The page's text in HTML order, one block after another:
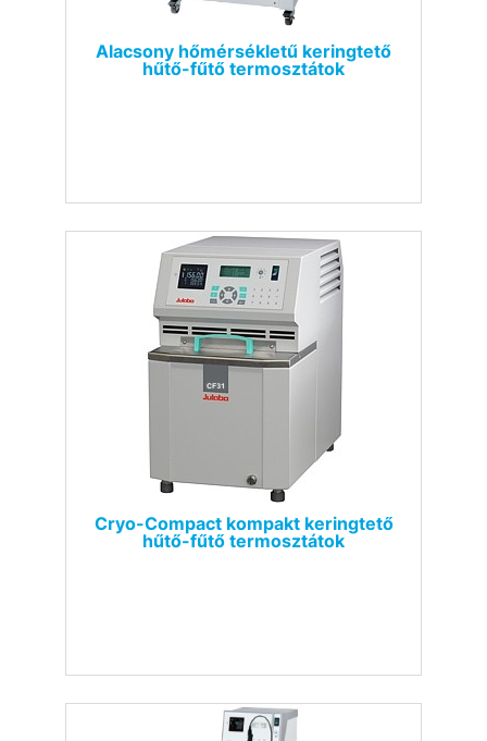
Alacsony hőmérsékletű keringtető
hűtő-fűtő termosztátok
Cryo-Compact kompakt keringtető
hűtő-fűtő termosztátok